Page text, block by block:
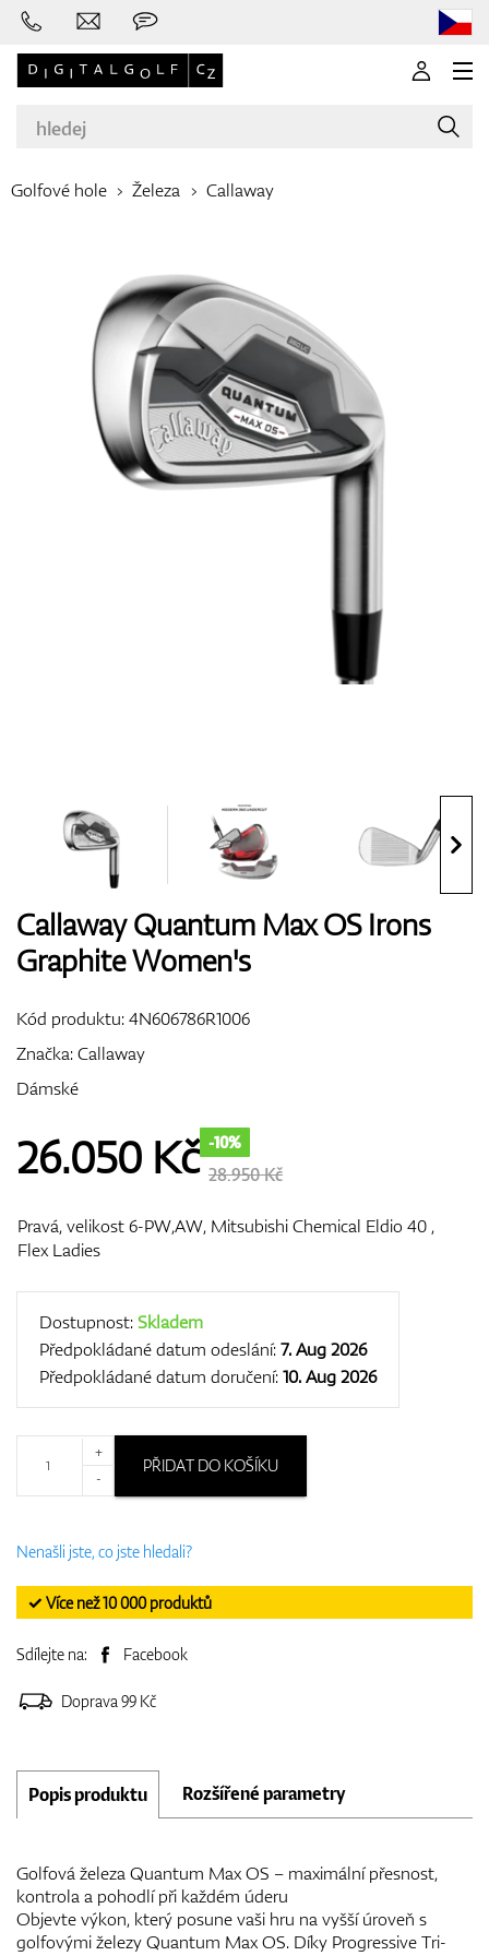
Golfové hole
Oblečení
Bagy
Vozíky
Doplňky
Golfové hole Železa Callaway
Callaway Quantum Max OS Irons
Graphite Women's
Kód produktu:4N606786R1006
Značka:Callaway
Dámské
26.050 Kč -10%
28.950 Kč
Pravá, velikost 6-PW,AW, Mitsubishi Chemical Eldio 40 ,
Flex Ladies
Dostupnost:Skladem
Předpokládané datum odeslání:7. Aug 2026
Předpokládané datum doručení:10. Aug 2026
+
-
PŘIDAT DO KOŠÍKU
Nenašli jste, co jste hledali?
✓ Více než 10 000 produktů
Sdílejte na: Facebook
Doprava 99 Kč
Popis produktu Rozšířené parametry
Golfová železa Quantum Max OS – maximální přesnost,
kontrola a pohodlí při každém úderu
Objevte výkon, který posune vaši hru na vyšší úroveň s
golfovými železy Quantum Max OS. Díky Progressive Tri-